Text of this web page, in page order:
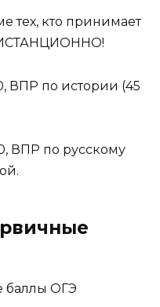
тех, кто принимает
ВПР по истории (45
ВПР по русскому
ОГЭ